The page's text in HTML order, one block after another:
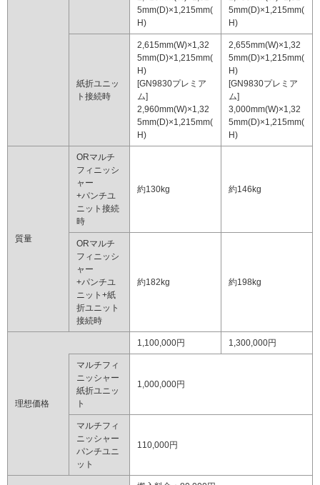
5mm(D)×1,215mm(
H)
5mm(D)×1,215mm(
H)
紙折ユニッ
ト接続時
2,615mm(W)×1,32
5mm(D)×1,215mm(
H)
[GN9830プレミア
ム]
2,960mm(W)×1,32
5mm(D)×1,215mm(
H)
2,655mm(W)×1,32
5mm(D)×1,215mm(
H)
[GN9830プレミア
ム]
3,000mm(W)×1,32
5mm(D)×1,215mm(
H)
質量
ORマルチ
フィニッシ
ャー
+パンチユ
ニット接続
時
約130kg 約146kg
ORマルチ
フィニッシ
ャー
+パンチユ
ニット+紙
折ユニット
接続時
約182kg 約198kg
理想価格
1,100,000円 1,300,000円
マルチフィ
ニッシャー
紙折ユニッ
ト
1,000,000円
マルチフィ
ニッシャー
パンチユニ
ット
110,000円